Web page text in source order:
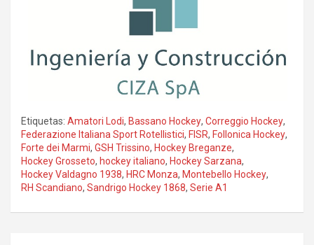
Etiquetas: Amatori Lodi, Bassano Hockey, Correggio Hockey,
Federazione Italiana Sport Rotellistici, FISR, Follonica Hockey,
Forte dei Marmi, GSH Trissino, Hockey Breganze,
Hockey Grosseto, hockey italiano, Hockey Sarzana,
Hockey Valdagno 1938, HRC Monza, Montebello Hockey,
RH Scandiano, Sandrigo Hockey 1868, Serie A1